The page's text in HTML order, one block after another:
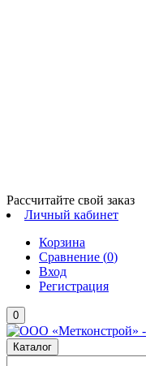
Рассчитайте свой заказ
Личный кабинет
Корзина
Сравнение (0)
Вход
Регистрация
0
Каталог